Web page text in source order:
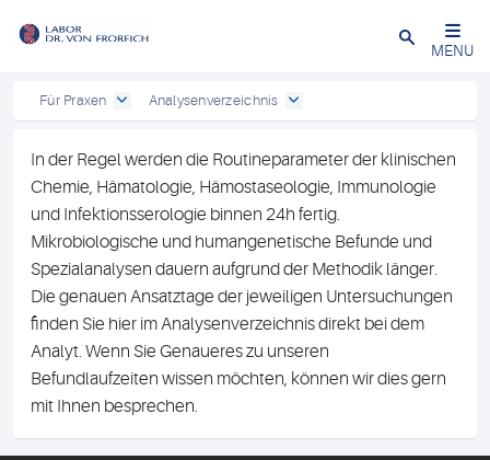
Close
MENU
Für Praxen Analysenverzeichnis
In der Regel werden die Routineparameter der klinischen
Chemie, Hämatologie, Hämostaseologie, Immunologie
und Infektionsserologie binnen 24h fertig.
Mikrobiologische und humangenetische Befunde und
Spezialanalysen dauern aufgrund der Methodik länger.
Die genauen Ansatztage der jeweiligen Untersuchungen
finden Sie hier im Analysenverzeichnis direkt bei dem
Analyt. Wenn Sie Genaueres zu unseren
Befundlaufzeiten wissen möchten, können wir dies gern
mit Ihnen besprechen.